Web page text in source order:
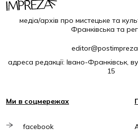
медіа/архів про мистецьке та
Франківська та
адреса редакції: Івано-Франківськ,
15
Ми в соцмережах
facebook